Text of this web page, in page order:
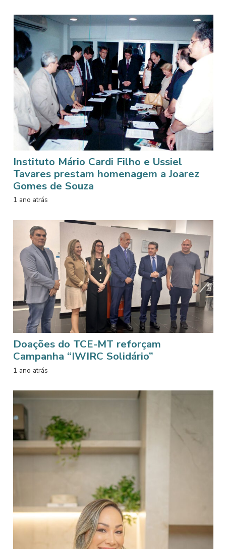
Instituto Mário Cardi Filho e Ussiel
Tavares prestam homenagem a Joarez
Gomes de Souza
1 ano atrás
Doações do TCE-MT reforçam
Campanha “IWIRC Solidário”
1 ano atrás